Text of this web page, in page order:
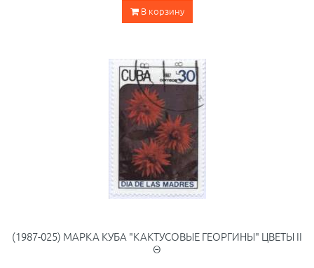
В корзину
(1987-025) МАРКА КУБА "КАКТУСОВЫЕ ГЕОРГИНЫ" ЦВЕТЫ II
Θ